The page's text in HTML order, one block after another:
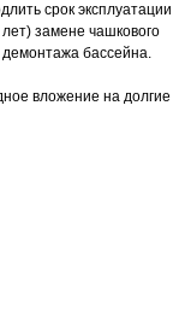
срок эксплуатации
замене чашкового
демонтажа бассейна.
вложение на долгие